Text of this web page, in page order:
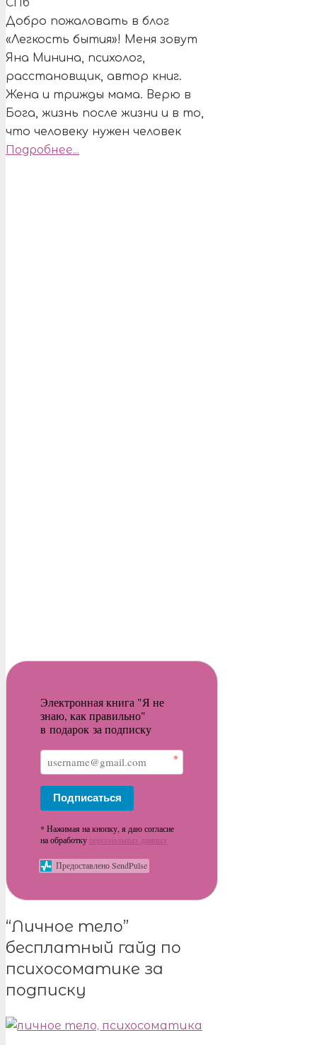
Добро пожаловать в блог
«Легкость бытия»! Меня зовут
Яна Минина, психолог,
расстановщик, автор книг.
Жена и трижды мама. Верю в
Бога, жизнь после жизни и в то,
что человеку нужен человек
Подробнее...
Электронная книга "Я не
знаю, как правильно"
в подарок за подписку
*
Подписаться
* Нажимая на кнопку, я даю согласие
на обработку персональных данных
Предоставлено SendPulse
“Личное тело”
бесплатный гайд по
психосоматике за
подписку